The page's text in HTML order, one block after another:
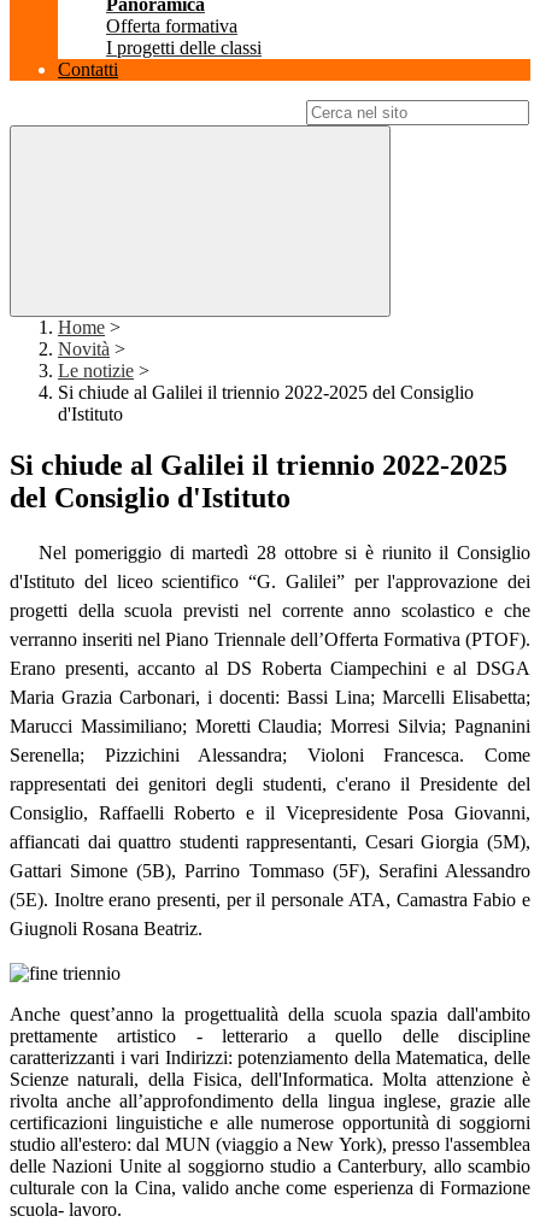
Panoramica
Offerta formativa
I progetti delle classi
Contatti
Home >
Novità >
Le notizie >
Si chiude al Galilei il triennio 2022-2025 del Consiglio
d'Istituto
Si chiude al Galilei il triennio 2022-2025
del Consiglio d'Istituto
Nel pomeriggio di martedì 28 ottobre si è riunito il Consiglio
d'Istituto del liceo scientifico “G. Galilei” per l'approvazione dei
progetti della scuola previsti nel corrente anno scolastico e che
verranno inseriti nel Piano Triennale dell’Offerta Formativa (PTOF).
Erano presenti, accanto al DS Roberta Ciampechini e al DSGA
Maria Grazia Carbonari, i docenti: Bassi Lina; Marcelli Elisabetta;
Marucci Massimiliano; Moretti Claudia; Morresi Silvia; Pagnanini
Serenella; Pizzichini Alessandra; Violoni Francesca. Come
rappresentati dei genitori degli studenti, c'erano il Presidente del
Consiglio, Raffaelli Roberto e il Vicepresidente Posa Giovanni,
affiancati dai quattro studenti rappresentanti, Cesari Giorgia (5M),
Gattari Simone (5B), Parrino Tommaso (5F), Serafini Alessandro
(5E). Inoltre erano presenti, per il personale ATA, Camastra Fabio e
Giugnoli Rosana Beatriz.
Anche quest’anno la progettualità della scuola spazia dall'ambito
prettamente artistico - letterario a quello delle discipline
caratterizzanti i vari Indirizzi: potenziamento della Matematica, delle
Scienze naturali, della Fisica, dell'Informatica. Molta attenzione è
rivolta anche all’approfondimento della lingua inglese, grazie alle
certificazioni linguistiche e alle numerose opportunità di soggiorni
studio all'estero: dal MUN (viaggio a New York), presso l'assemblea
delle Nazioni Unite al soggiorno studio a Canterbury, allo scambio
culturale con la Cina, valido anche come esperienza di Formazione
scuola- lavoro.